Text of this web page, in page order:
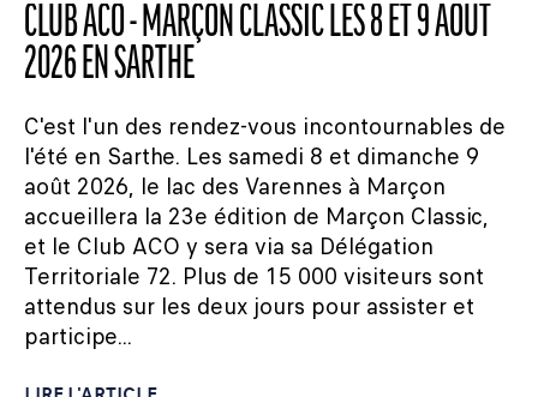
CLUB ACO - MARÇON CLASSIC LES 8 ET 9 AOÛT
2026 EN SARTHE
C'est l'un des rendez-vous incontournables de
l'été en Sarthe. Les samedi 8 et dimanche 9
août 2026, le lac des Varennes à Marçon
accueillera la 23e édition de Marçon Classic,
et le Club ACO y sera via sa Délégation
Territoriale 72. Plus de 15 000 visiteurs sont
attendus sur les deux jours pour assister et
participe...